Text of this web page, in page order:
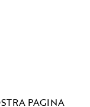
PAGINA